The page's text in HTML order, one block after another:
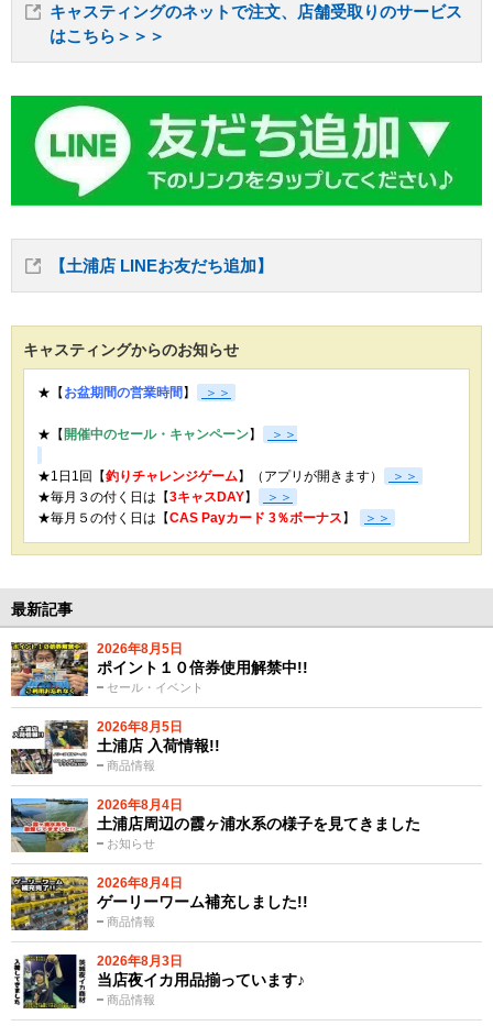
キャスティングのネットで注文、店舗受取りのサービス
はこちら＞＞＞
【土浦店 LINEお友だち追加】
キャスティングからのお知らせ
★【 お盆期間の営業時間 】 ＞＞
★【 開催中のセール・キャンペーン】 ＞＞
★1日1回【釣りチャレンジゲーム】（アプリが開きます）
＞＞
★毎月３の付く日は【3キャスDAY】
＞＞
★毎月５の付く日は【CAS Payカード 3％ボーナス 】 ＞＞
最新記事
2026年8月5日
セール・イベント
ポイント１０倍券使用解禁中!!
2026年8月5日
商品情報
土浦店 入荷情報!!
2026年8月4日
お知らせ
土浦店周辺の霞ヶ浦水系の様子を見てきました
2026年8月4日
商品情報
ゲーリーワーム補充しました!!
2026年8月3日
商品情報
当店夜イカ用品揃っています♪